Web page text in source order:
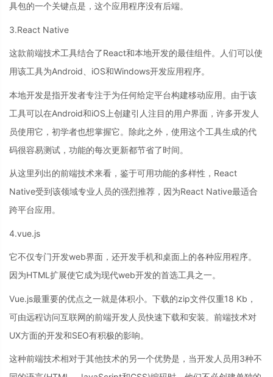
具包的一个关键点是，这个应用程序没有后端。
3.React Native
这款前端技术工具结合了React和本地开发的最佳组件。人们可以使
用该工具为Android、iOS和Windows开发应用程序。
本地开发是指开发者专注于为任何给定平台构建移动应用。由于该
工具可以在Android和iOS上创建引人注目的用户界面，许多开发人
员使用它，初学者也想掌握它。除此之外，使用这个工具生成的代
码很容易测试，功能的每次更新都节省了时间。
从这里列出的前端技术来看，鉴于可用功能的多样性，React
Native受到该领域专业人员的强烈推荐，因为React Native最适合
跨平台应用。
4.vue.js
它不仅专门开发web界面，还开发手机和桌面上的各种应用程序。
因为HTML扩展使它成为现代web开发的首选工具之一。
Vue.js最重要的优点之一就是体积小。下载的zip文件仅重18 Kb，
可由远程访问互联网的前端开发人员快速下载和安装。前端技术对
UX方面的开发和SEO有积极的影响。
这种前端技术相对于其他技术的另一个优势是，当开发人员用3种不